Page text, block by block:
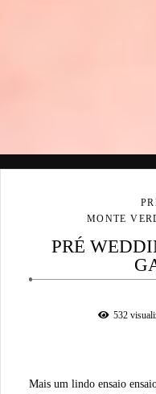
MONTE
PRÉ
532
Mais um lindo ensaio